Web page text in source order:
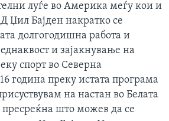
луѓе во Америка меѓу кои и
Џил Бајден накратко се
долгогодишна работа и
и зајакнување на
спорт во Северна
година преку истата програма
на настан во Белата
пресреќна што можев да се